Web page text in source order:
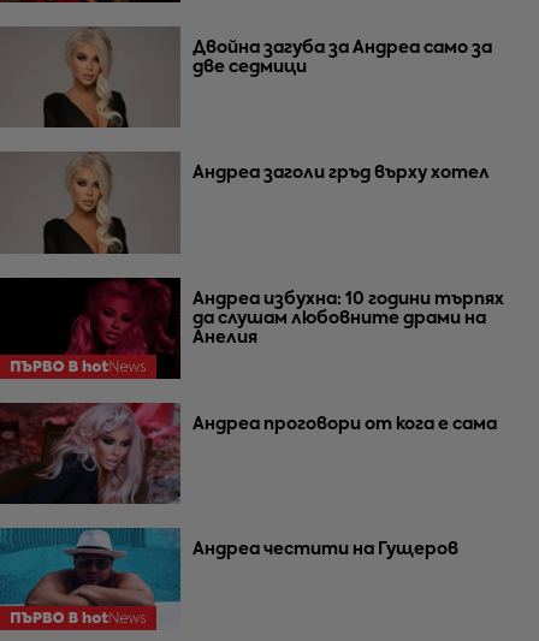
Двойна загуба за Андреа само за
две седмици
Андреа заголи гръд върху хотел
Андреа избухна: 10 години търпях
да слушам любовните драми на
Анелия
Андреа проговори от кога е сама
Андреа честити на Гущеров